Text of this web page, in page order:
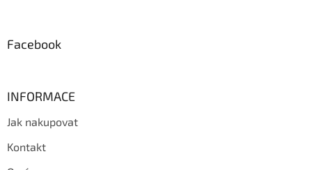
Facebook
INFORMACE
Jak nakupovat
Kontakt